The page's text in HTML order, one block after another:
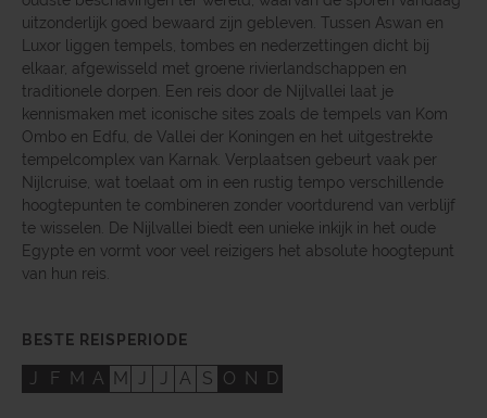
uitzonderlijk goed bewaard zijn gebleven. Tussen Aswan en
Luxor liggen tempels, tombes en nederzettingen dicht bij
elkaar, afgewisseld met groene rivierlandschappen en
traditionele dorpen. Een reis door de Nijlvallei laat je
kennismaken met iconische sites zoals de tempels van Kom
Ombo en Edfu, de Vallei der Koningen en het uitgestrekte
tempelcomplex van Karnak. Verplaatsen gebeurt vaak per
Nijlcruise, wat toelaat om in een rustig tempo verschillende
hoogtepunten te combineren zonder voortdurend van verblijf
te wisselen. De Nijlvallei biedt een unieke inkijk in het oude
Egypte en vormt voor veel reizigers het absolute hoogtepunt
van hun reis.
BESTE REISPERIODE
J F M A M J J A S O N D